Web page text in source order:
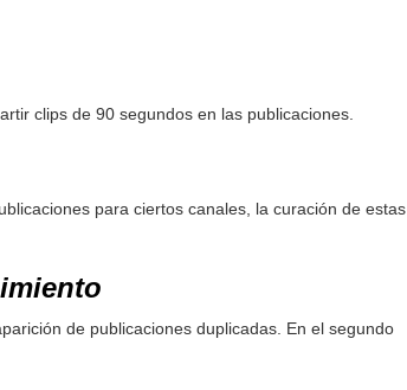
clips de 90 segundos en las publicaciones.
para ciertos canales, la curación de estas
de publicaciones duplicadas. En el segundo